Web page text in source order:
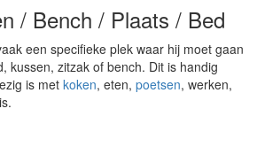
/ Bench / Plaats / Bed
een specifieke plek waar hij moet gaan
kussen, zitzak of bench. Dit is handig
is met koken, eten, poetsen, werken,